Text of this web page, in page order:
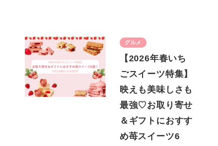
グルメ
【2026年春いち
ごスイーツ特集】
映えも美味しさも
最強♡お取り寄せ
＆ギフトにおすす
め苺スイーツ6